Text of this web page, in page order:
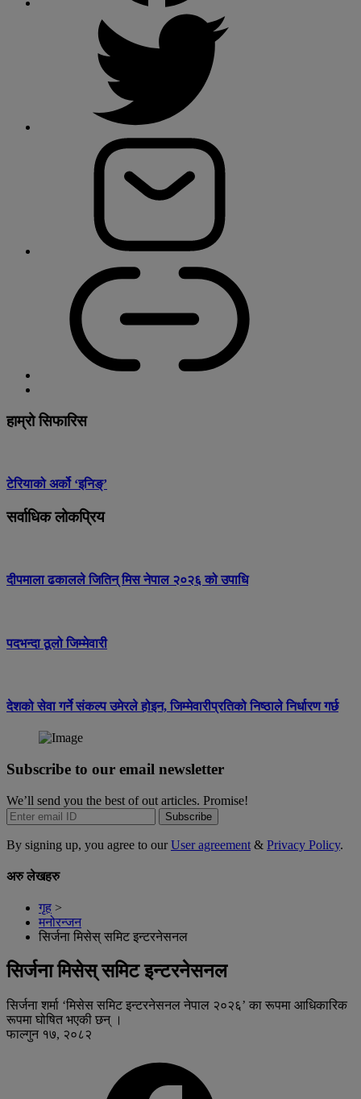
हाम्रो सिफारिस
टेरियाको अर्को ‘इनिङ्’
सर्वाधिक लोकप्रिय
दीपमाला ढकालले जितिन् मिस नेपाल २०२६ को उपाधि
पदभन्दा ठूलो जिम्मेवारी
देशको सेवा गर्ने संकल्प उमेरले होइन, जिम्मेवारीप्रतिको निष्ठाले निर्धारण गर्छ
Subscribe to our email newsletter
We’ll send you the best of out articles. Promise!
Subscribe
By signing up, you agree to ourUser agreement & Privacy Policy.
अरु लेखहरु
गृह >
मनोरन्जन
सिर्जना मिसेस् समिट इन्टरनेसनल
सिर्जना मिसेस् समिट इन्टरनेसनल
सिर्जना शर्मा ‘मिसेस समिट इन्टरनेसनल नेपाल २०२६’ का रूपमा आधिकारिक
रूपमा घोषित भएकी छन् ।
फाल्गुन १७, २०८२